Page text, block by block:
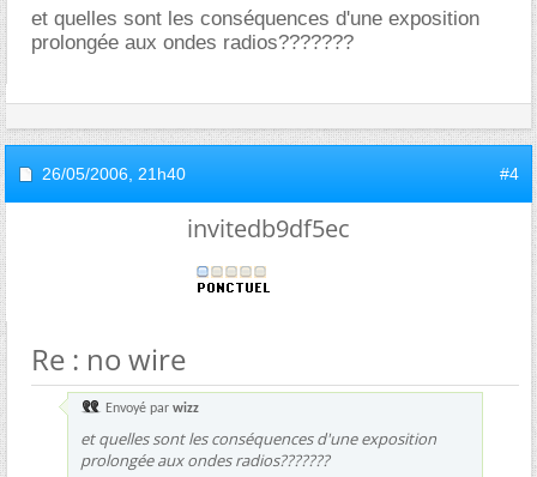
et quelles sont les conséquences d'une exposition
prolongée aux ondes radios???????
26/05/2006, 21h40 #4
invitedb9df5ec
Re : no wire
Envoyé par wizz
et quelles sont les conséquences d'une exposition
prolongée aux ondes radios???????